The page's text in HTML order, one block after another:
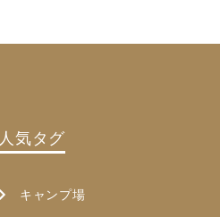
人気タグ
キャンプ場